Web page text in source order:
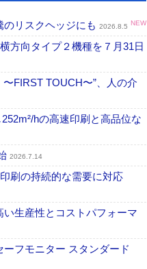
リスクヘッジにも 2026.8.5 NEW
方向タイプ２機種を７月31日
FIRST TOUCH〜”、人の介
hの高速印刷と高品位な
2026.7.14
刷の持続的な需要に対応
生産性とコストパフォーマ
フモニター スタンダード